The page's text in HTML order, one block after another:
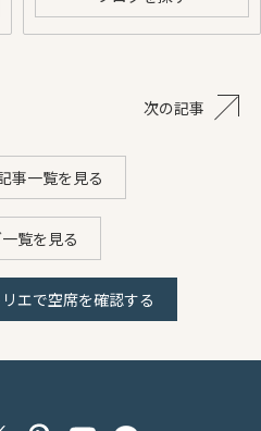
次の記事
事一覧を見る
覧を見る
エで空席を確認する